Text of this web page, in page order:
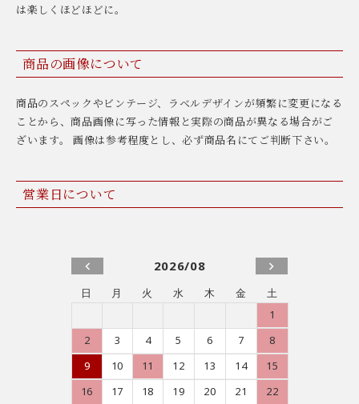
は楽しくほどほどに。
商品の画像について
商品のスペックやビンテージ、ラベルデザインが頻繁に変更になる
ことから、商品画像に写った情報と実際の商品が異なる場合がご
ざいます。 画像は参考程度とし、必ず商品名にてご判断下さい。
営業日について
2026/08
日 月 火 水 木 金
土
1
2
3 4 5 6 7
8
9
10 11 12 13 14
15
16
17 18 19 20 21
22